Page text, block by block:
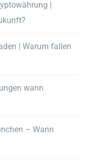
|
| Warum fallen
wann
– Wann